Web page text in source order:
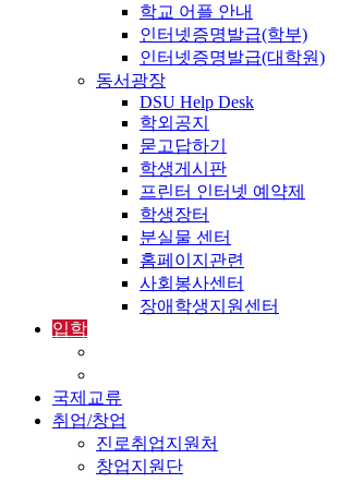
학교 어플 안내
인터넷증명발급(학부)
인터넷증명발급(대학원)
동서광장
DSU Help Desk
학외공지
묻고답하기
학생게시판
프린터 인터넷 예약제
학생장터
분실물 센터
홈페이지관련
사회봉사센터
장애학생지원센터
입학
국제교류
취업/창업
진로취업지원처
창업지원단